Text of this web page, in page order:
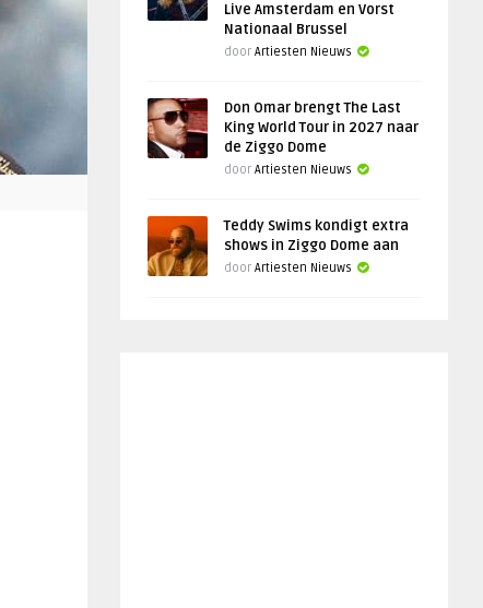
Live Amsterdam en Vorst
Nationaal Brussel
door Artiesten Nieuws
Don Omar brengt The Last
King World Tour in 2027 naar
de Ziggo Dome
door Artiesten Nieuws
Teddy Swims kondigt extra
shows in Ziggo Dome aan
door Artiesten Nieuws